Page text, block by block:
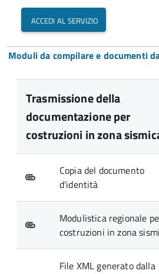
accedi al servizio
Moduli da compilare e documenti
Trasmissione della
documentazione per
costruzioni in zona
Copia del documento
d'identità
Modulistica regionale
costruzioni in zona
File XML generato dalla